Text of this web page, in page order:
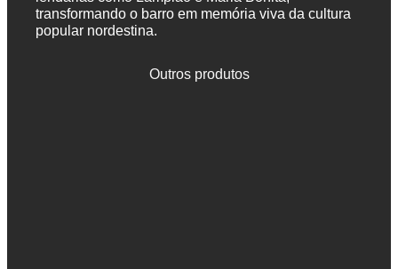
transformando o barro em memória viva da cultura
popular nordestina.
Outros produtos